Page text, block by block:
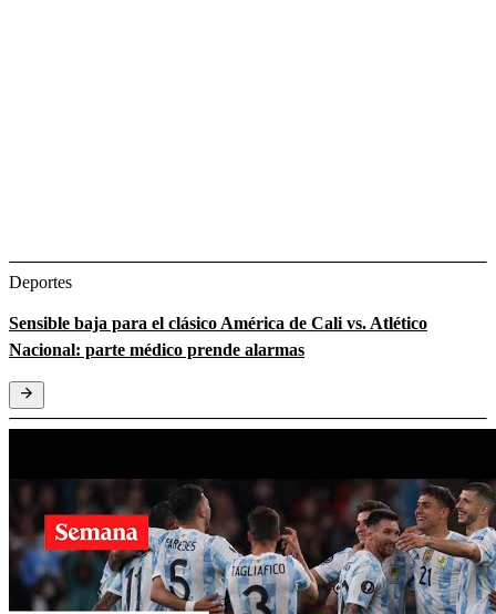
Deportes
Sensible baja para el clásico América de Cali vs. Atlético
Nacional: parte médico prende alarmas